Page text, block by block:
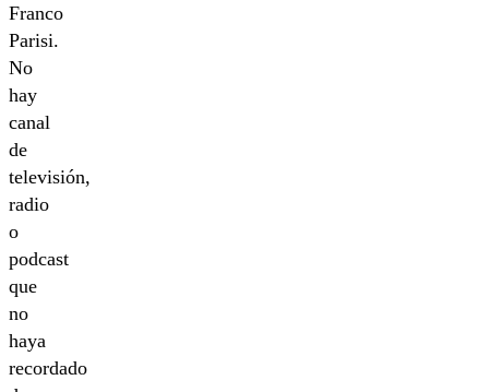
Franco
Parisi.
No
hay
canal
de
televisión,
radio
o
podcast
que
no
haya
recordado